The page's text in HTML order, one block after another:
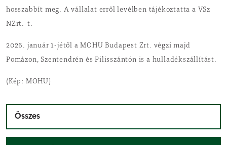
hosszabbít meg. A vállalat erről levélben tájékoztatta a VSz
NZrt.-t.
2026. január 1-jétől a MOHU Budapest Zrt. végzi majd
Pomázon, Szentendrén és Pilisszántón is a hulladékszállítást.
(Kép: MOHU)
Összes